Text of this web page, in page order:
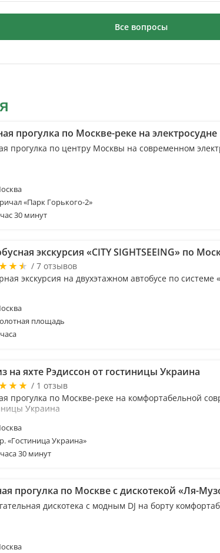
Все вопросы
прогулка по Москве-реке на электросудне
прогулка по центру Москвы на современном
«Парк Горького-2»
30 минут
экскурсия «CITY SIGHTSEEING» по
/ 7 отзывов
экскурсия на двухэтажном автобусе по
площадь
на яхте Рэдиссон от гостиницы Украина
/ 1 отзыв
прогулка по Москве-реке на комфортабельной
Украина
«Гостиница Украина»
30 минут
прогулка по Москве с дискотекой «Ля-
дискотека с модным DJ на борту